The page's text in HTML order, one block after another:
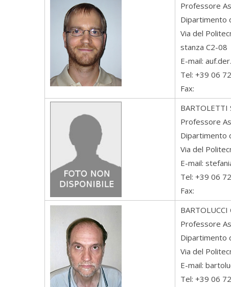
Professore
Dipartimento
Via del
stanza C2-08
E-mail:
Tel: +39 06
Fax:
BARTOLETTI
Professore
Dipartimento
Via del
E-mail:
Tel: +39 06
Fax:
BARTOLUCCI
Professore
Dipartimento
Via del
E-mail:
Tel: +39 06